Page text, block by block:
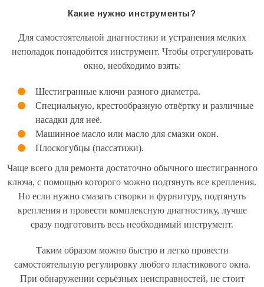
Какие нужно инструменты?
Для самостоятельной диагностики и устранения мелких
неполадок понадобится инструмент. Чтобы отрегулировать
окно, необходимо взять:
Шестигранные ключи разного диаметра.
Специальную, крестообразную отвёртку и различные
насадки для неё.
Машинное масло или масло для смазки окон.
Плоскогубцы (пассатижи).
Чаще всего для ремонта достаточно обычного шестигранного
ключа, с помощью которого можно подтянуть все крепления.
Но если нужно смазать створки и фурнитуру, подтянуть
крепления и провести комплексную диагностику, лучше
сразу подготовить весь необходимый инструмент.
Таким образом можно быстро и легко провести
самостоятельную регулировку любого пластикового окна.
При обнаружении серьёзных неисправностей, не стоит